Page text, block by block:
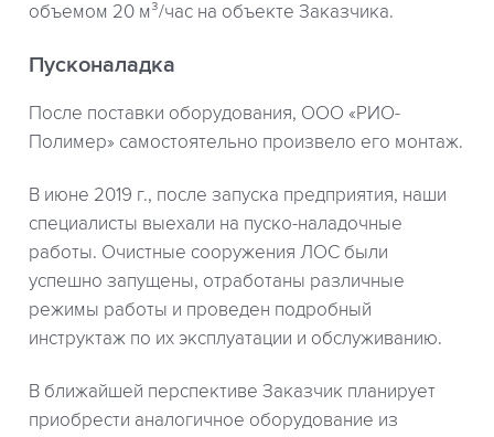
объемом 20 м³/час на объекте Заказчика.
Пусконаладка
После поставки оборудования, ООО «РИО-
Полимер» самостоятельно произвело его монтаж.
В июне 2019 г., после запуска предприятия, наши
специалисты выехали на пуско-наладочные
работы. Очистные сооружения ЛОС были
успешно запущены, отработаны различные
режимы работы и проведен подробный
инструктаж по их эксплуатации и обслуживанию.
В ближайшей перспективе Заказчик планирует
приобрести аналогичное оборудование из